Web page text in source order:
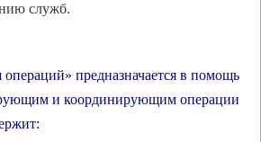
служб.
предназначается в помощь
и координирующим операции